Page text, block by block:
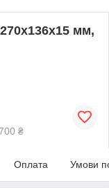
мм,
₴
Оплата Умови